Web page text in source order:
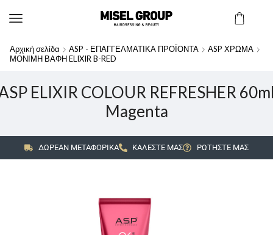
Αρχική σελίδα ASP - ΕΠΑΓΓΕΛΜΑΤΙΚΑ ΠΡΟΪΟΝΤΑ
ASP ΧΡΩΜΑ
ΜΟΝΙΜΗ ΒΑΦΗ ELIXIR B-RED
ELIXIR COLOUR REFRESHER
Magenta
ΔΩΡΕΑΝ ΜΕΤΑΦΟΡΙΚΑ ΚΑΛΕΣΤΕ ΜΑΣ ΡΩΤΗΣΤΕ ΜΑΣ